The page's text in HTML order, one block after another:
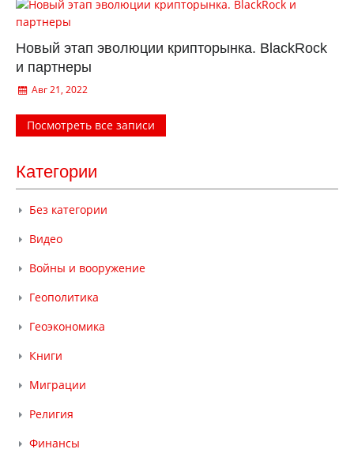
Новый этап эволюции крипторынка. BlackRock
и партнеры
Авг 21, 2022
Посмотреть все записи
Категории
Без категории
Видео
Войны и вооружение
Геополитика
Геоэкономика
Книги
Миграции
Религия
Финансы